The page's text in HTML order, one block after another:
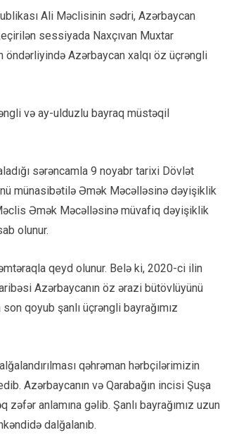
Ali Məclisinin sədri, Azərbaycan
sessiyada Naxçıvan Muxtar
Azərbaycan xalqı öz üçrəngli
və ay-ulduzlu bayraq müstəqil
sərəncamla 9 noyabr tarixi Dövlət
münasibətilə Əmək Məcəlləsinə dəyişiklik
Əmək Məcəlləsinə müvafiq dəyişiklik
olunur.
qeyd olunur. Belə ki, 2020-ci ilin
Azərbaycanın öz ərazi bütövlüyünü
qoyub şanlı üçrəngli bayrağımız
qəhrəman hərbçilərimizin
Azərbaycanın və Qarabağın incisi Şuşa
zəfər anlamına gəlib. Şanlı bayrağımız uzun
dalğalanıb.